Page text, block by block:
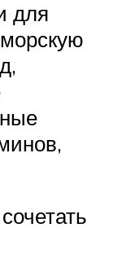
для